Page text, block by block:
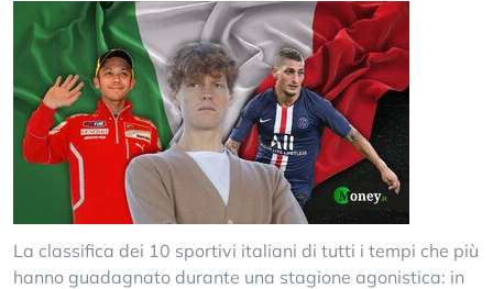
La classifica dei 10 sportivi italiani di tutti i tempi che più
hanno guadagnato durante una stagione agonistica: in